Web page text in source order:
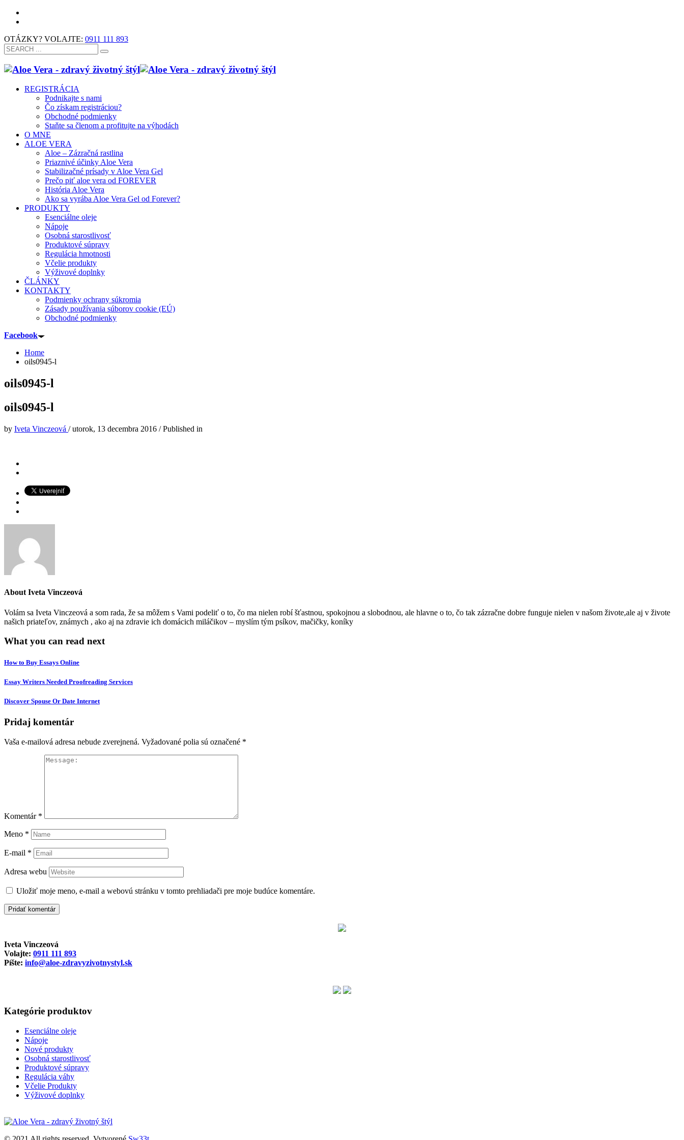
OTÁZKY? VOLAJTE: 0911 111 893
REGISTRÁCIA
Podnikajte s nami
Čo získam registráciou?
Obchodné podmienky
Staňte sa členom a profitujte na výhodách
O MNE
ALOE VERA
Aloe – Zázračná rastlina
Priaznivé účinky Aloe Vera
Stabilizačné prísady v Aloe Vera Gel
Prečo piť aloe vera od FOREVER
História Aloe Vera
Ako sa vyrába Aloe Vera Gel od Forever?
PRODUKTY
Esenciálne oleje
Nápoje
Osobná starostlivosť
Produktové súpravy
Regulácia hmotnosti
Včelie produkty
Výživové doplnky
ČLÁNKY
KONTAKTY
Podmienky ochrany súkromia
Zásady používania súborov cookie (EÚ)
Obchodné podmienky
Facebook
Home
oils0945-l
oils0945-l
oils0945-l
by Iveta Vinczeová /utorok, 13 decembra 2016 /Published in
AboutIveta Vinczeová
Volám sa Iveta Vinczeová a som rada, že sa môžem s Vami podeliť o to, čo ma nielen robí šťastnou, spokojnou a slobodnou, ale hlavne o to, čo tak zázračne dobre funguje nielen v našom živote,ale aj v živote
našich priateľov, známych , ako aj na zdravie ich domácich miláčikov – myslím tým psíkov, mačičky, koníky
What you can read next
How to Buy Essays Online
Essay Writers Needed Proofreading Services
Discover Spouse Or Date Internet
Pridaj komentár
Vaša e-mailová adresa nebude zverejnená. Vyžadované polia sú označené *
Komentár *
Meno *
E-mail *
Adresa webu
Uložiť moje meno, e-mail a webovú stránku v tomto prehliadači pre moje budúce komentáre.
Iveta Vinczeová
Volajte: 0911 111 893
Píšte: info@aloe-zdravyzivotnystyl.sk
Kategórie produktov
Esenciálne oleje
Nápoje
Nové produkty
Osobná starostlivosť
Produktové súpravy
Regulácia váhy
Včelie Produkty
Výživové doplnky